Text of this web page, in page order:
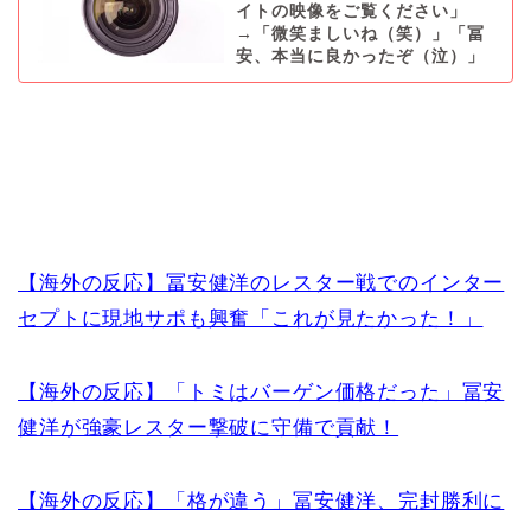
イトの映像をご覧ください」
→「微笑ましいね（笑）」「冨
安、本当に良かったぞ（泣）」
【海外の反応】冨安健洋のレスター戦でのインター
セプトに現地サポも興奮「これが見たかった！」
【海外の反応】「トミはバーゲン価格だった」冨安
健洋が強豪レスター撃破に守備で貢献！
【海外の反応】「格が違う」冨安健洋、完封勝利に